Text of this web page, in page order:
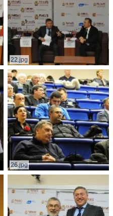
22.jpg
26.jpg